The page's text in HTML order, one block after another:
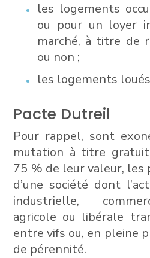
les logements
ou pour un loyer
marché, à titre de
ou non ;
les logements
Pacte Dutreil
Pour rappel, sont
mutation à titre
75 % de leur valeur, les
d’une société dont
industrielle,
agricole ou libérale
entre vifs ou, en pleine
de pérennité.